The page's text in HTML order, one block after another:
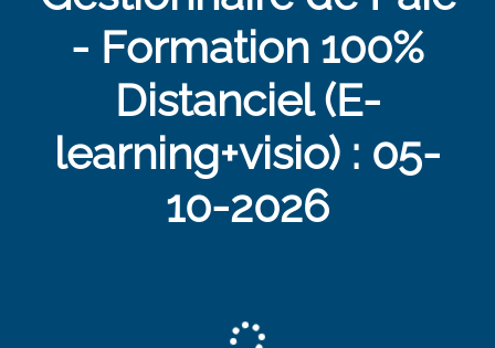
- Formation 100%
Distanciel (E-
learning+visio) : 05-
10-2026